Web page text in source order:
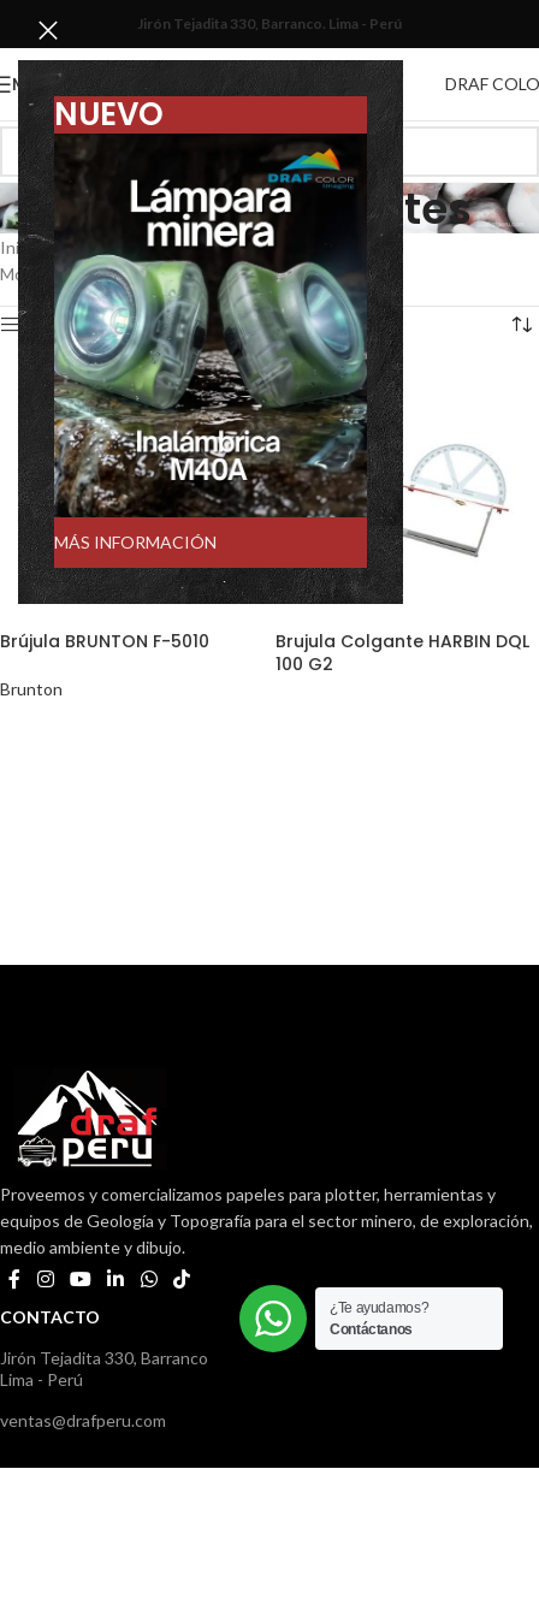
NUEVO
MÁS INFORMACIÓN
Jirón Tejadita 330, Barranco. Lima - Perú
MENU DRAF
Brújulas colgantes
Inicio /Equipos de geología/ Brújulas colgantes
Mostrando los 2 resultados
Show sidebar
Brújula BRUNTON F-5010
Brunton
Brujula Colgante HARBIN DQL
100 G2
Proveemos y comercializamos papeles para plotter, herramientas y
equipos de Geología y Topografía para el sector minero, de exploración,
medio ambiente y dibujo.
CONTACTO
Jirón Tejadita 330, Barranco
Lima - Perú
ventas@drafperu.com
¿Te ayudamos?
Contáctanos